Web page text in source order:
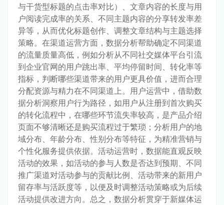
与干货型标题的点击率对比）、文章内容的长度与用
户阅读完成率的关系、不同主题内容的分享转发率差
异等，从而优化标题创作、调整文章结构与主题选择
策略。在渠道运营方面，数据分析帮助确定不同渠道
的流量质量高低，例如分析从不同社交媒体平台引流
到企业官网的用户跳出率、平均停留时间、转化率等
指标，判断哪些渠道带来的用户更具价值，进而合理
分配资源与精力在不同渠道上。用户运营中，借助数
据分析洞察用户行为路径，如用户从注册到首次购买
的转化流程中，在哪些环节流失率较高，是产品介绍
页面不够清晰还是购买流程过于繁琐；分析用户的地
域分布、年龄分布、性别分布等特征，为精准营销与
个性化服务提供依据。活动运营时，数据能直观反映
活动的效果，如活动的参与人数是否达到预期、不同
推广渠道对活动参与的贡献比例、活动带来的新用户
留存率与活跃度等，以便及时调整活动策略或为后续
活动提供改进方向。总之，数据分析贯穿于新媒体运